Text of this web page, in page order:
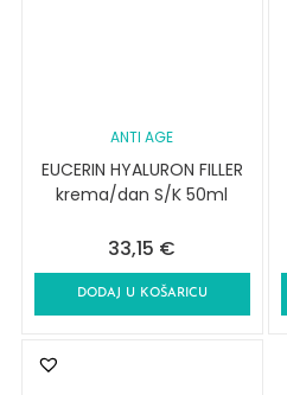
ANTI AGE
EUCERIN HYALURON FILLER
krema/dan S/K 50ml
33,15 €
DODAJ U KOŠARICU